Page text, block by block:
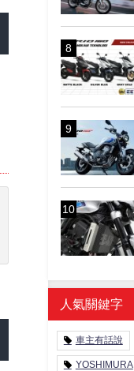
人氣關鍵字
車主有話說
YOSHIMURA